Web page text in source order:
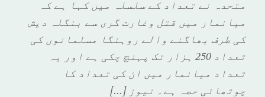
متحدہ نے تعداد کے سلسلہ میں کہا ہے کہ
میانمار میں قتل وغارت گری سے بنگلہ دیش
کی طرف بھاگنے والے روہنگا مسلمانوں کی
تعداد 250 ہزار تک پہنچ چکی ہے اور یہ
تعداد میانمار میں ان کی تعداد کا
چوتھائی حصہ ہے۔ نیوز […]